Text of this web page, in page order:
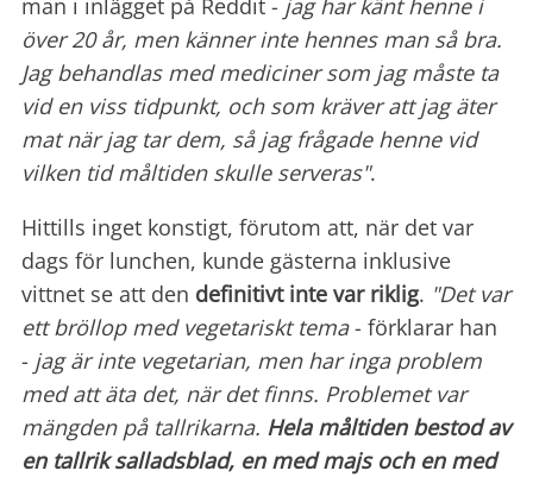
man i inlägget på Reddit - jag har känt henne i
över 20 år, men känner inte hennes man så bra.
Jag behandlas med mediciner som jag måste ta
vid en viss tidpunkt, och som kräver att jag äter
mat när jag tar dem, så jag frågade henne vid
vilken tid måltiden skulle serveras".
Hittills inget konstigt, förutom att, när det var
dags för lunchen, kunde gästerna inklusive
vittnet se att den definitivt inte var riklig. "Det var
ett bröllop med vegetariskt tema- förklarar han
- jag är inte vegetarian, men har inga problem
med att äta det, när det finns. Problemet var
mängden på tallrikarna. Hela måltiden bestod av
en tallrik salladsblad, en med majs och en med